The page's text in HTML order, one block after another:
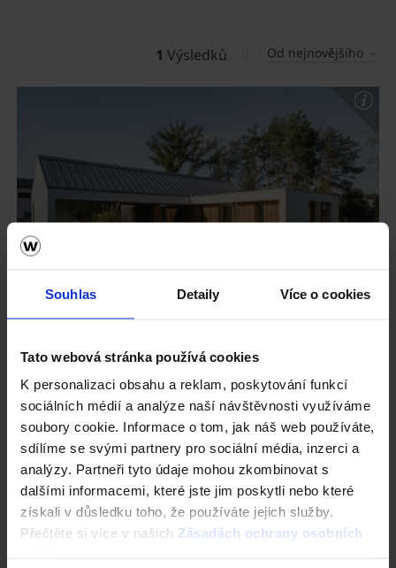
Souhlas Detaily Více o cookies
Tato webová stránka používá cookies
K personalizaci obsahu a reklam, poskytování funkcí
sociálních médií a analýze naší návštěvnosti využíváme
soubory cookie. Informace o tom, jak náš web používáte,
sdílíme se svými partnery pro sociální média, inzerci a
analýzy. Partneři tyto údaje mohou zkombinovat s
dalšími informacemi, které jste jim poskytli nebo které
získali v důsledku toho, že používáte jejich služby.
Přečtěte si více v našich Zásadách ochrany osobních
1 Výsledků Od nejnovějšího